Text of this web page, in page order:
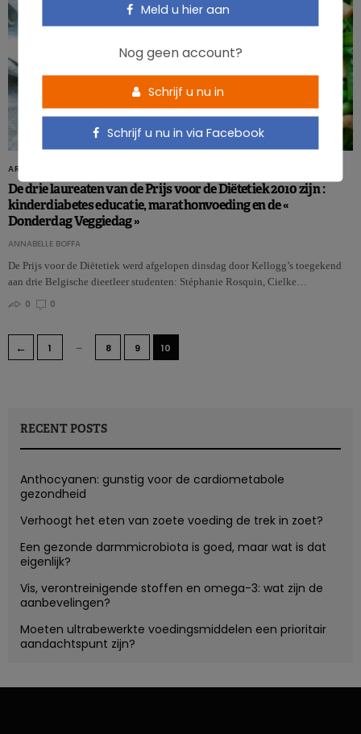
ARTIKELS
De drie laureaten van de Prijs voor de Diëtetiek 2010 zijn :
kinderdiabetes educatie, marathonvoeding en de «
Donderdag Veggiedag »
ANNABELLE BOFFA
De Prijs voor de Diëtetiek werd afgelopen dinsdag door Kellogg’s toegekend
aan drie Belgische dieetleer studenten: Stéphanie Rosquin, Cielke…
0
0
← 1 … 8 9 10
RECENT POSTS
Anthocyanen: gunstig voor de cardiometabole
gezondheid
Verhoogt het eten van zoete voeding de trek in zoet?
Een gezonde darmmicrobiota is goed, maar wat is dat
eigenlijk?
Vis, verontreinigende stoffen en omega-3: wat zijn de
aanbevelingen?
Moeten ultrabewerkte voedingsmiddelen een prioritair
aandachtspunt zijn?
Meld u hier aan
Nog geen account?
Schrijf u nu in
Schrijf u nu in via Facebook